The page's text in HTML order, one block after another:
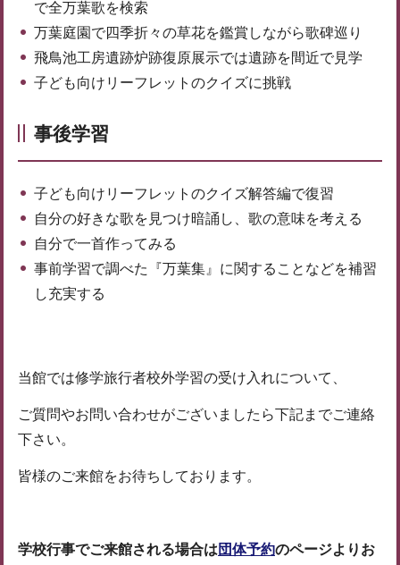
で全万葉歌を検索
万葉庭園で四季折々の草花を鑑賞しながら歌碑巡り
飛鳥池工房遺跡炉跡復原展示では遺跡を間近で見学
子ども向けリーフレットのクイズに挑戦
事後学習
子ども向けリーフレットのクイズ解答編で復習
自分の好きな歌を見つけ暗誦し、歌の意味を考える
自分で一首作ってみる
事前学習で調べた『万葉集』に関することなどを補習
し充実する
当館では修学旅行者校外学習の受け入れについて、
ご質問やお問い合わせがございましたら下記までご連絡
下さい。
皆様のご来館をお待ちしております。
学校行事でご来館される場合は 団体予約のページよりお